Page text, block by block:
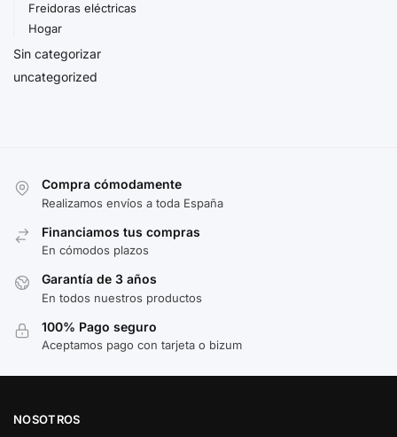
Freidoras eléctricas
Hogar
Sin categorizar
uncategorized
Compra cómodamente
Realizamos envíos a toda España
Financiamos tus compras
En cómodos plazos
Garantía de 3 años
En todos nuestros productos
100% Pago seguro
Aceptamos pago con tarjeta o bizum
NOSOTROS